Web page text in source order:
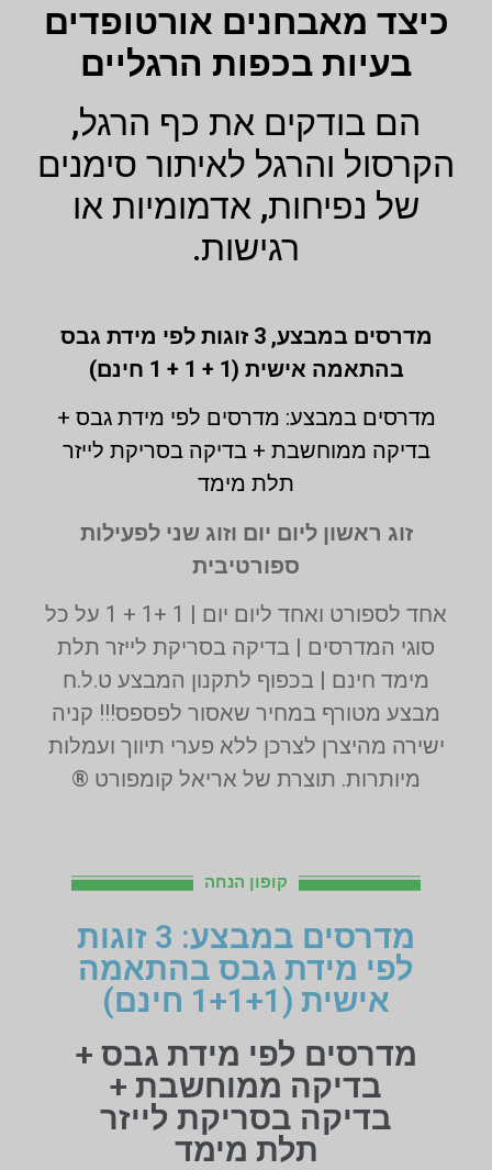
כיצד מאבחנים אורטופדים
בעיות בכפות הרגליים
הם בודקים את כף הרגל,
הקרסול והרגל לאיתור סימנים
של נפיחות, אדמומיות או
רגישות.
מדרסים במבצע,
3 זוגות לפי מידת גבס
בהתאמה אישית (1 + 1 + 1 חינם)
מדרסים במבצע: מדרסים לפי מידת גבס +
בדיקה ממוחשבת + בדיקה בסריקת לייזר
תלת מימד
זוג ראשון ליום יום וזוג שני לפעילות
ספורטיבית
אחד לספורט ואחד ליום יום | 1 +1 + 1 על כל
סוגי המדרסים | בדיקה בסריקת לייזר תלת
מימד חינם | בכפוף לתקנון המבצע ט.ל.ח
מבצע מטורף במחיר שאסור לפספס!!! קניה
ישירה מהיצרן לצרכן ללא פערי תיווך ועמלות
מיותרות. תוצרת של אריאל קומפורט ®
קופון הנחה
מדרסים במבצע: 3 זוגות
לפי מידת גבס בהתאמה
אישית (1+1+1 חינם)
מדרסים לפי מידת גבס +
בדיקה ממוחשבת +
בדיקה בסריקת לייזר
תלת מימד